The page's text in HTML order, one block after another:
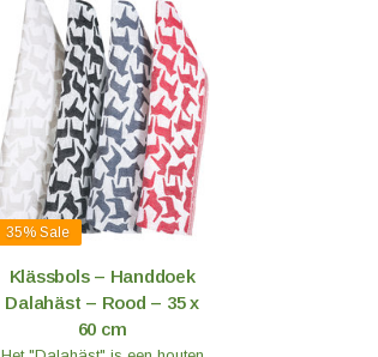
35% Sale
Klässbols – Handdoek
Dalahäst – Rood – 35 x
60 cm